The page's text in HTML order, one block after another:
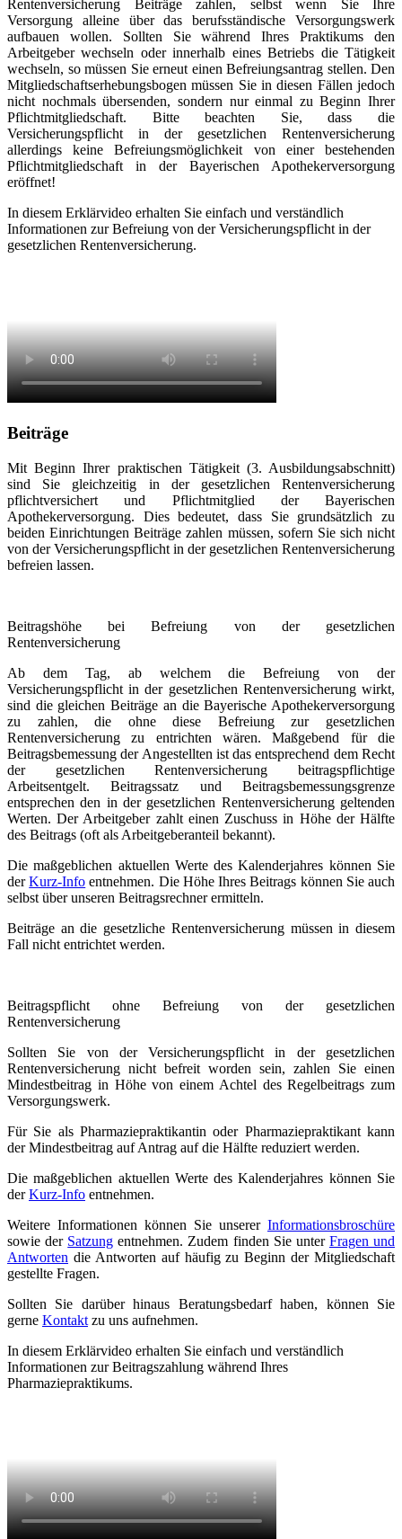
Rentenversicherung Beiträge zahlen, selbst wenn Sie Ihre
Versorgung alleine über das berufsständische Versorgungswerk
aufbauen wollen. Sollten Sie während Ihres Praktikums den
Arbeitgeber wechseln oder innerhalb eines Betriebs die Tätigkeit
wechseln, so müssen Sie erneut einen Befreiungsantrag stellen. Den
Mitgliedschaftserhebungsbogen müssen Sie in diesen Fällen jedoch
nicht nochmals übersenden, sondern nur einmal zu Beginn Ihrer
Pflichtmitgliedschaft. Bitte beachten Sie, dass die
Versicherungspflicht in der gesetzlichen Rentenversicherung
allerdings keine Befreiungsmöglichkeit von einer bestehenden
Pflichtmitgliedschaft in der Bayerischen Apothekerversorgung
eröffnet!
In diesem Erklärvideo erhalten Sie einfach und verständlich
Informationen zur Befreiung von der Versicherungspflicht in der
gesetzlichen Rentenversicherung.
Beiträge
Mit Beginn Ihrer praktischen Tätigkeit (3. Ausbildungsabschnitt)
sind Sie gleichzeitig in der gesetzlichen Rentenversicherung
pflichtversichert und Pflichtmitglied der Bayerischen
Apothekerversorgung. Dies bedeutet, dass Sie grundsätzlich zu
beiden Einrichtungen Beiträge zahlen müssen, sofern Sie sich nicht
von der Versicherungspflicht in der gesetzlichen Rentenversicherung
befreien lassen.
Beitragshöhe bei Befreiung von der gesetzlichen
Rentenversicherung
Ab dem Tag, ab welchem die Befreiung von der
Versicherungspflicht in der gesetzlichen Ren­tenversicherung wirkt,
sind die gleichen Beiträge an die Bayerische Apothekerversorgung
zu zahlen, die ohne diese Befreiung zur gesetzlichen
Rentenversicherung zu entrichten wären. Maßgebend für die
Beitragsbemessung der Angestellten ist das entsprechend dem Recht
der gesetzlichen Rentenversicherung beitragspflichtige
Arbeitsentgelt. Beitragssatz und Beitrags­bemessungsgrenze
entsprechen den in der gesetzlichen Rentenversicherung geltenden
Werten. Der Arbeitgeber zahlt einen Zuschuss in Höhe der Hälfte
des Beitrags (oft als Arbeitgeberanteil bekannt).
Die maßgeblichen aktuellen Werte des Kalenderjahres können Sie
derKurz-Info entnehmen. Die Höhe Ihres Beitrags können Sie auch
selbst über unseren Beitragsrechner ermitteln.
Beiträge an die gesetzliche Rentenversicherung müssen in diesem
Fall nicht entrichtet werden.
Beitragspflicht ohne Befreiung von der gesetzlichen
Rentenversicherung
Sollten Sie von der Versicherungspflicht in der gesetzlichen
Rentenversicherung nicht befreit worden sein, zahlen Sie einen
Mindestbeitrag in Höhe von einem Achtel des Regelbeitrags zum
Versorgungswerk.
Für Sie als Pharmaziepraktikantin oder Pharmaziepraktikant kann
der Mindestbeitrag auf Antrag auf die Hälfte reduziert werden.
Die maßgeblichen aktuellen Werte des Kalenderjahres können Sie
derKurz-Info entnehmen.
Weitere Informationen können Sie unserer Informationsbroschüre
sowie der Satzung entnehmen. Zudem finden Sie unter Fragen und
Antworten die Antworten auf häufig zu Beginn der Mitgliedschaft
gestellte Fragen.
Sollten Sie darüber hinaus Beratungsbedarf haben, können Sie
gerne Kontakt zu uns aufnehmen.
In diesem Erklärvideo erhalten Sie einfach und verständlich
Informationen zur Beitragszahlung während Ihres
Pharmaziepraktikums.